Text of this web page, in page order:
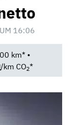
16:06
km* •
CO2*